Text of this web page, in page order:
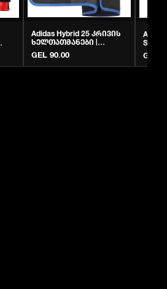
Adidas Hybrid 25 კრივის
ხელთათმანები |
ორიგინალი | Krivi.ge
GEL 90.00 GEL